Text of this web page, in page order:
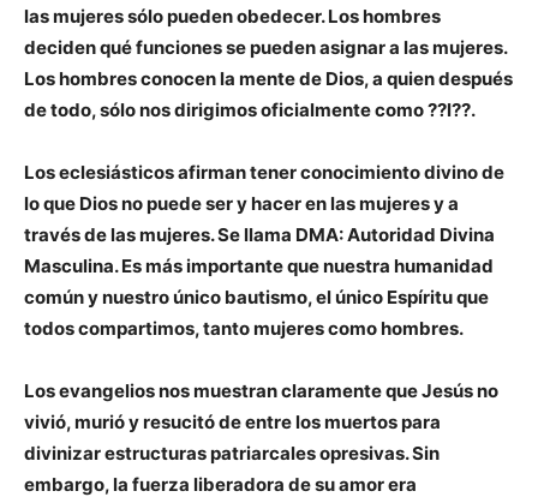
las mujeres sólo pueden obedecer. Los hombres
deciden qué funciones se pueden asignar a las mujeres.
Los hombres conocen la mente de Dios, a quien después
de todo, sólo nos dirigimos oficialmente como ??l??.
Los eclesiásticos afirman tener conocimiento divino de
lo que Dios no puede ser y hacer en las mujeres y a
través de las mujeres. Se llama DMA: Autoridad Divina
Masculina. Es más importante que nuestra humanidad
común y nuestro único bautismo, el único Espíritu que
todos compartimos, tanto mujeres como hombres.
Los evangelios nos muestran claramente que Jesús no
vivió, murió y resucitó de entre los muertos para
divinizar estructuras patriarcales opresivas. Sin
embargo, la fuerza liberadora de su amor era